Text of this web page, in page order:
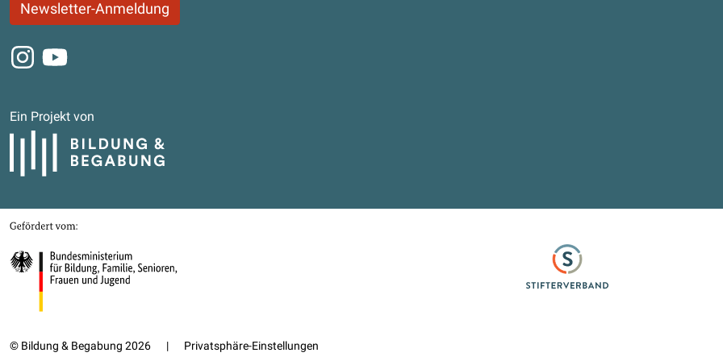
Newsletter-Anmeldung
Instagram
Youtube
Ein Projekt von
Bildung und Begabung
Gefördert von
Bundesministerium für Bildung, Familie, Senioren, Frauen und Jugend
Stifterverband
© Bildung & Begabung 2026 | Privatsphäre-Einstellungen